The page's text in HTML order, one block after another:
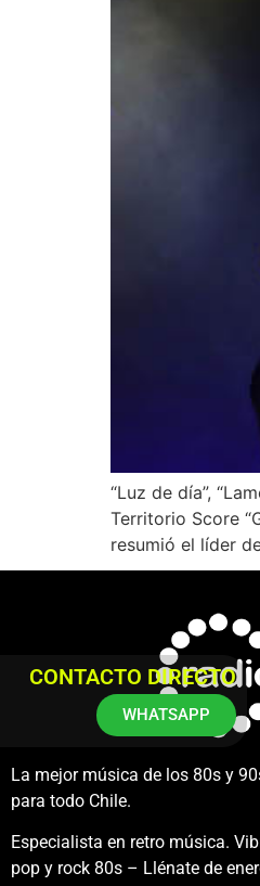
“Luz de día”,
Territorio Score
resumió el líder
La mejor música de los 80s y
para todo Chile.
Especialista en retro música.
pop y rock 80s – Llénate de
CONTACTO DIRECTO
WHATSAPP